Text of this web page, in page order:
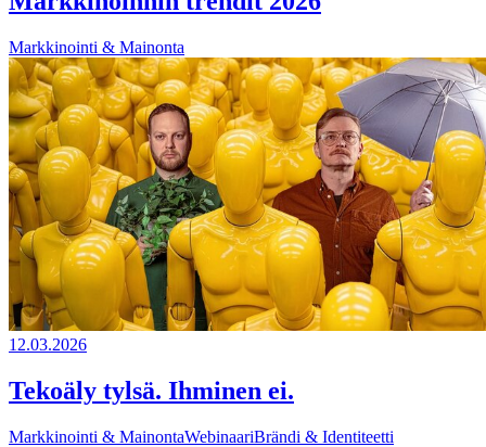
Markkinointi & Mainonta
12.03.2026
Tekoäly tylsä. Ihminen ei.
Markkinointi & MainontaWebinaariBrändi & Identiteetti